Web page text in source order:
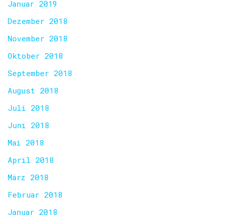
Januar 2019
Dezember 2018
November 2018
Oktober 2018
September 2018
August 2018
Juli 2018
Juni 2018
Mai 2018
April 2018
März 2018
Februar 2018
Januar 2018